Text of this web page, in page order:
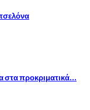
στα προκριματικά…